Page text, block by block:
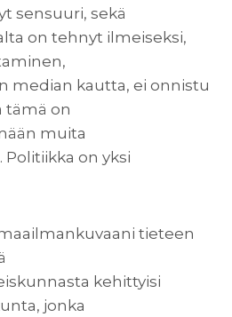
sensuuri, sekä
on tehnyt ilmeiseksi,
median kautta, ei onnistu
tämä on
muita
on yksi
tieteen
kehittyisi
jonka